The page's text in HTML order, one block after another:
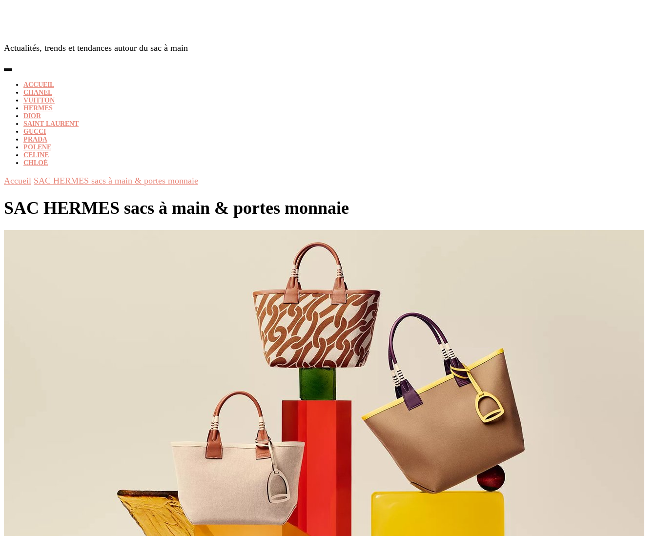
Actualités, trends et tendances autour du sac à main
ACCUEIL
CHANEL
VUITTON
HERMES
DIOR
SAINT LAURENT
GUCCI
PRADA
POLENE
CELINE
CHLOÉ
Accueil SAC HERMES sacs à main & portes monnaie
SAC HERMES sacs à main & portes monnaie